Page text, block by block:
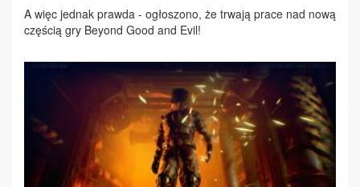
A więc jed­nak praw­da - ogło­szo­no, że trwa­ją pra­ce nad no­wą
czę­ścią gry Bey­ond Go­od and Evil!